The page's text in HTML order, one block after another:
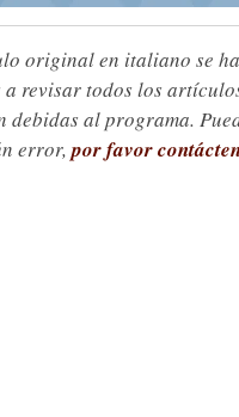
original en italiano se
revisar todos los
debidas al programa.
error,por favor